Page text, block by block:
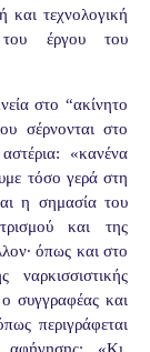
και τεχνολογική
του έργου του
στο “ακίνητο
σέρνονται στο
«κανένα
τόσο γερά στη
η σημασία του
και της
όπως και στο
ο συγγραφέας και
περιγράφεται